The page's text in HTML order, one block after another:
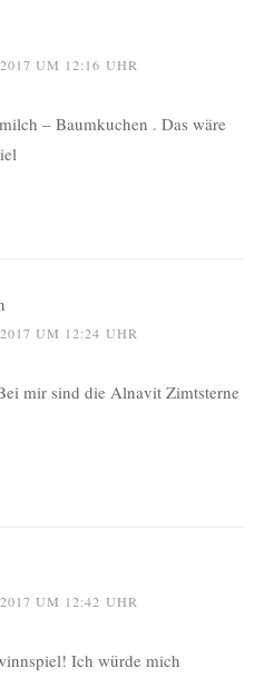
UM 12:16 UHR
– Baumkuchen . Das wäre
UM 12:24 UHR
mir sind die Alnavit Zimtsterne
UM 12:42 UHR
Ich würde mich